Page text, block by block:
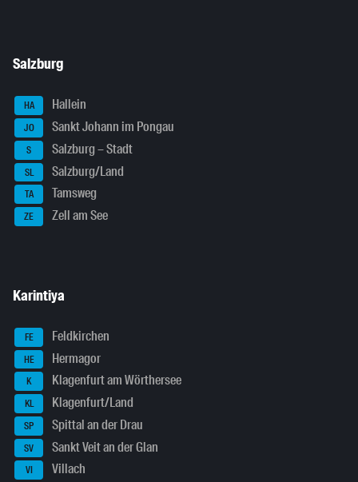
Salzburg
HA Hallein
JO Sankt Johann im Pongau
S Salzburg – Stadt
SL Salzburg/Land
TA Tamsweg
ZE Zell am See
Karintiya
FE Feldkirchen
HE Hermagor
K Klagenfurt am Wörthersee
KL Klagenfurt/Land
SP Spittal an der Drau
SV Sankt Veit an der Glan
VI Villach